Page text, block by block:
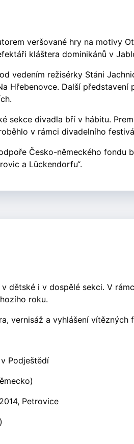
veršované hry na motivy
kláštera dominikánů v
vedením režisérky Stáni
Hřebenovce. Další
divadla bří v hábitu.
v rámci divadelního
Česko-německého fondu
a Lückendorfu“.
dětské i v dospělé sekci. V
roku.
vernisáž a vyhlášení
Podještědí
Petrovice